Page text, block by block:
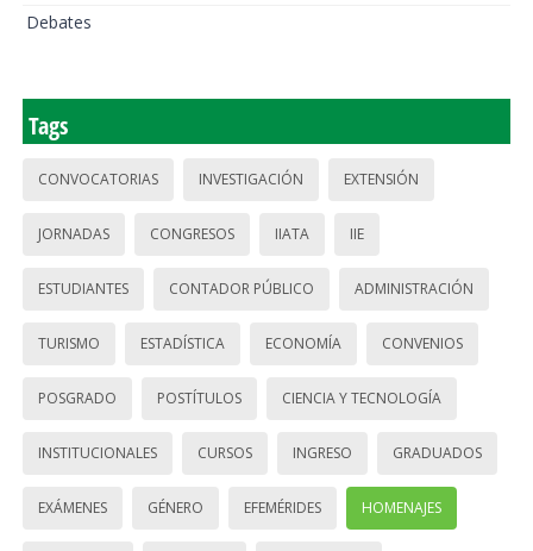
Debates
Tags
CONVOCATORIAS INVESTIGACIÓN EXTENSIÓN
JORNADAS CONGRESOS IIATA IIE
ESTUDIANTES CONTADOR PÚBLICO ADMINISTRACIÓN
TURISMO ESTADÍSTICA ECONOMÍA CONVENIOS
POSGRADO POSTÍTULOS CIENCIA Y TECNOLOGÍA
INSTITUCIONALES CURSOS INGRESO GRADUADOS
EXÁMENES GÉNERO EFEMÉRIDES HOMENAJES